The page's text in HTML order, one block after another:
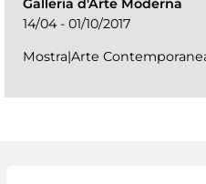
Galleria d'Arte Moderna
14/04 - 01/10/2017
Mostra|Arte